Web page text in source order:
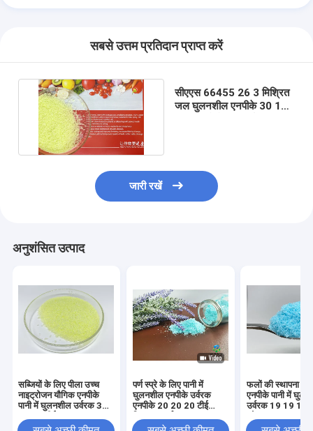
सबसे उत्तम प्रतिदान प्राप्त करें
सीएएस 66455 26 3 मिश्रित
जल घुलनशील एनपीके 30 10
जारी रखें
अनुशंसित उत्पाद
सब्जियों के लिए पीला उच्च
नाइट्रोजन यौगिक एनपीके
पानी में घुलनशील उर्वरक 30
पर्ण स्प्रे के लिए पानी में
घुलनशील एनपीके उर्वरक
एनपीके 20 20 20 टीई
फलों की स्थापना के
एनपीके पानी में
उर्वरक 19 19 19